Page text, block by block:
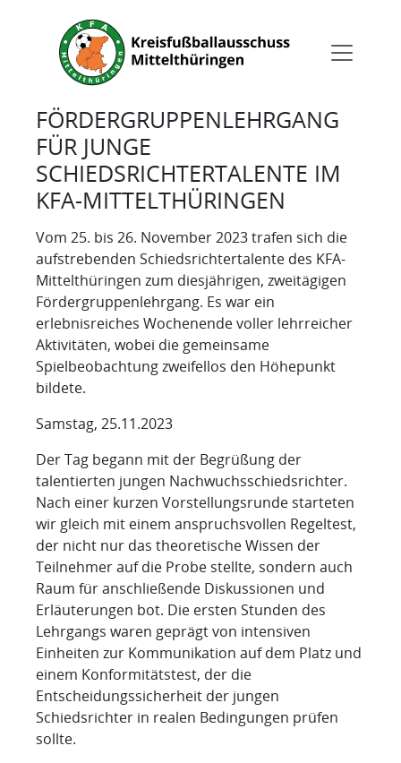
FÖRDERGRUPPENLEHRGANG
FÜR JUNGE
SCHIEDSRICHTERTALENTE IM
KFA-MITTELTHÜRINGEN
Vom 25. bis 26. November 2023 trafen sich die
aufstrebenden Schiedsrichtertalente des KFA-
Mittelthüringen zum diesjährigen, zweitägigen
Fördergruppenlehrgang. Es war ein
erlebnisreiches Wochenende voller lehrreicher
Aktivitäten, wobei die gemeinsame
Spielbeobachtung zweifellos den Höhepunkt
bildete.
Samstag, 25.11.2023
Der Tag begann mit der Begrüßung der
talentierten jungen Nachwuchsschiedsrichter.
Nach einer kurzen Vorstellungsrunde starteten
wir gleich mit einem anspruchsvollen Regeltest,
der nicht nur das theoretische Wissen der
Teilnehmer auf die Probe stellte, sondern auch
Raum für anschließende Diskussionen und
Erläuterungen bot. Die ersten Stunden des
Lehrgangs waren geprägt von intensiven
Einheiten zur Kommunikation auf dem Platz und
einem Konformitätstest, der die
Entscheidungssicherheit der jungen
Schiedsrichter in realen Bedingungen prüfen
sollte.